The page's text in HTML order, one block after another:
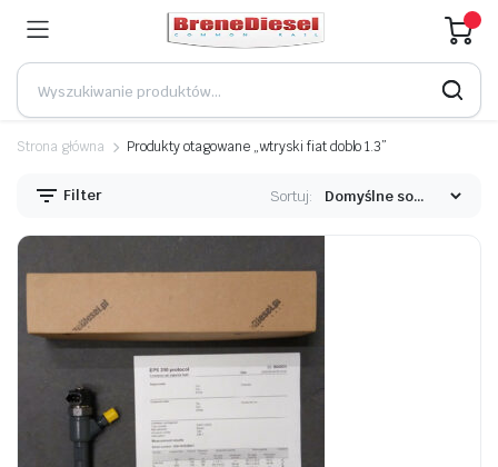
Strona główna Produkty otagowane „wtryski fiat doblo 1.3”
Filter Sortuj: